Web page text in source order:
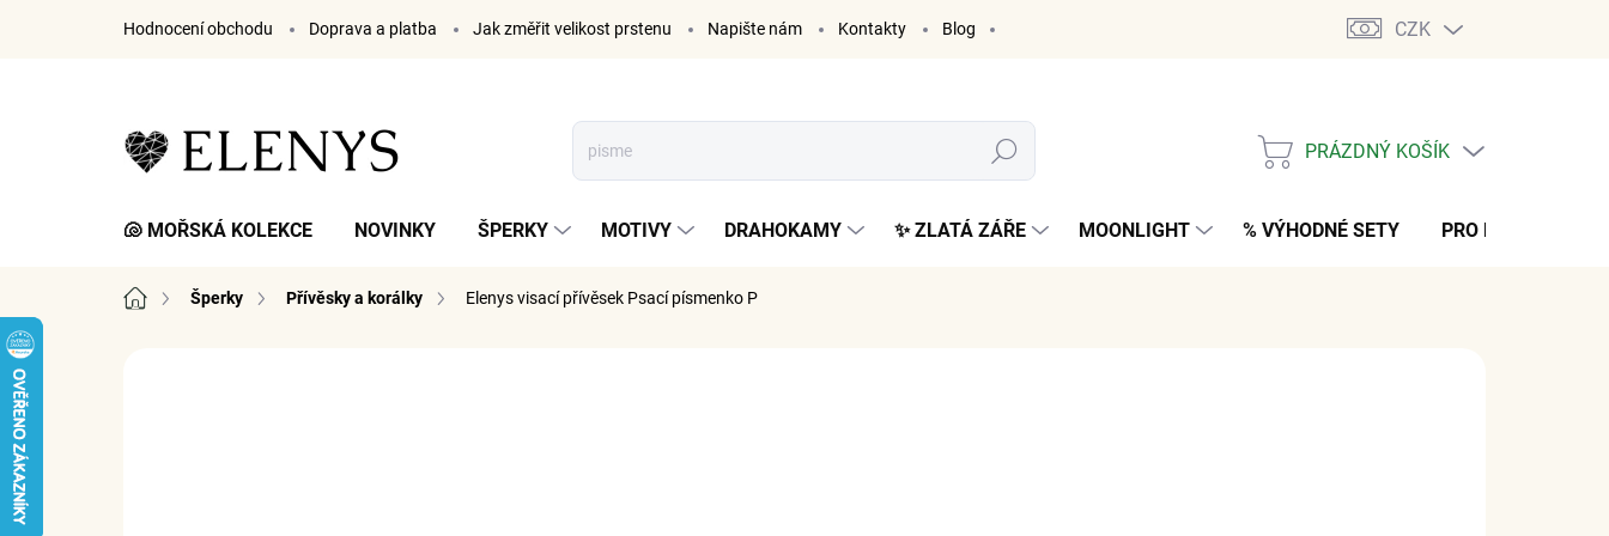
Hodnocení obchodu Doprava a platba Jak změřit velikost prstenu Napište nám Kontakty Blog CZK
Hledat
NÁKUPNÍ
PRÁZDNÝ KOŠÍK
🐚 MOŘSKÁ KOLEKCE NOVINKY ŠPERKY MOTIVY DRAHOKAMY ✨ ZLATÁ ZÁŘE MOONLIGHT % VÝHODNÉ SETY PRO MUŽE
Domů Šperky Přívěsky a korálky Elenys visací přívěsek Psací písmenko P